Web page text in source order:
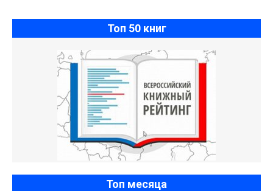
Топ 50 книг
Топ месяца